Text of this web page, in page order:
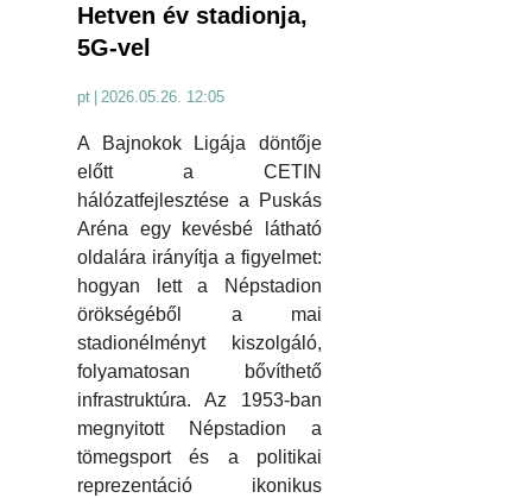
Hetven év stadionja,
5G-vel
pt 2026.05.26. 12:05
A Bajnokok Ligája döntője
előtt a CETIN
hálózatfejlesztése a Puskás
Aréna egy kevésbé látható
oldalára irányítja a figyelmet:
hogyan lett a Népstadion
örökségéből a mai
stadionélményt kiszolgáló,
folyamatosan bővíthető
infrastruktúra. Az 1953-ban
megnyitott Népstadion a
tömegsport és a politikai
reprezentáció ikonikus